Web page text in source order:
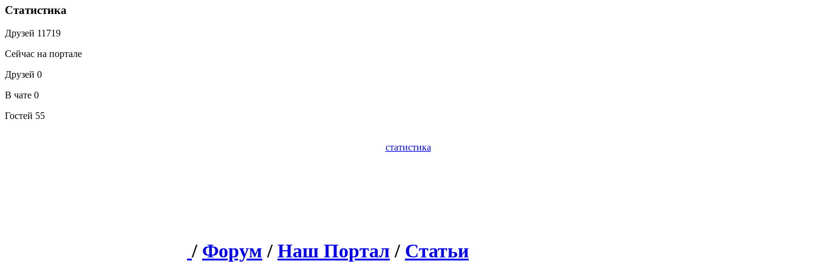
Статистика
Друзей 11719
Сейчас на портале
Друзей 0
В чате 0
Гостей 55
статистика
/ Форум / Наш Портал / Статьи